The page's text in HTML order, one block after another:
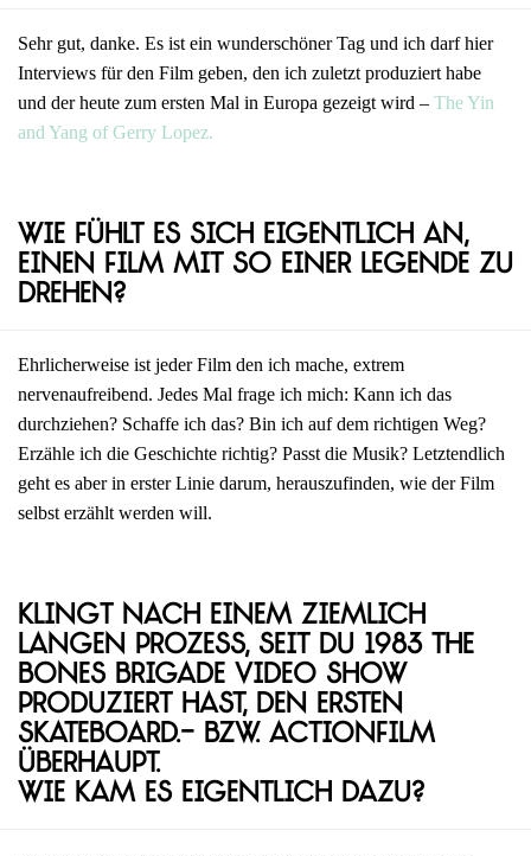
Sehr gut, danke. Es ist ein wunderschöner Tag und ich darf hier
Interviews für den Film geben, den ich zuletzt produziert habe
und der heute zum ersten Mal in Europa gezeigt wird – The Yin
and Yang of Gerry Lopez.
Wie fühlt es sich eigentlich an,
einen Film mit so einer Legende zu
drehen?
Ehrlicherweise ist jeder Film den ich mache, extrem
nervenaufreibend. Jedes Mal frage ich mich: Kann ich das
durchziehen? Schaffe ich das? Bin ich auf dem richtigen Weg?
Erzähle ich die Geschichte richtig? Passt die Musik? Letztendlich
geht es aber in erster Linie darum, herauszufinden, wie der Film
selbst erzählt werden will.
Klingt nach einem ziemlich
langen Prozess, seit du 1983 The
Bones Brigade Video Show
produziert hast, den ersten
Skateboard.- bzw. Actionfilm
überhaupt.
Wie kam es eigentlich dazu?